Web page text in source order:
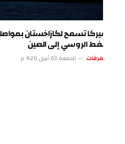
تسمح لكازاخستان بمواصلة نقل
الروسي إلى الصين
الجمعة 03 أبريل 4:20 م